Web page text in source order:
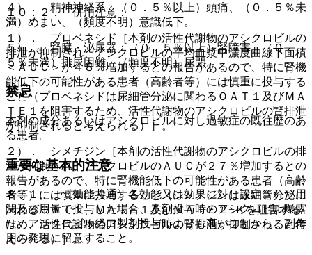
１０．２． 併用注意：
１）． プロベネシド［本剤の活性代謝物のアシクロビルの
排泄が抑制され、アシクロビルの平均血漿中濃度曲線下面積
＜ＡＵＣ＞が４８％増加するとの報告があるので、特に腎機
能低下の可能性がある患者（高齢者等）には慎重に投与する
こと（プロベネシドは尿細管分泌に関わるＯＡＴ１及びＭＡ
ＴＥ１を阻害するため、活性代謝物のアシクロビルの腎排泄
が抑制されると考えられる）］。
２）． シメチジン［本剤の活性代謝物のアシクロビルの排
泄が抑制され、アシクロビルのＡＵＣが２７％増加するとの
報告があるので、特に腎機能低下の可能性がある患者（高齢
者等）には慎重に投与すること（シメチジンは尿細管分泌に
関わるＯＡＴ１、ＭＡＴＥ１及びＭＡＴＥ２−Ｋを阻害する
ため、活性代謝物のアシクロビルの腎排泄が抑制されると考
えられる）］。
４）． 精神神経系：（０．５％以上）頭痛、（０．５％未
満）めまい、（頻度不明）意識低下。
５）． 腎臓・泌尿器：（０．５％以上）腎障害、（０．
５％未満）排尿困難、（頻度不明）尿閉。
禁忌
本剤の成分あるいはアシクロビルに対し過敏症の既往歴のあ
る患者。
重要な基本的注意
８．１． 〈効能共通〉各効能又は効果に対し設定された用
法及び用量で投与した場合、本剤投与時のアシクロビル曝露
は、アシクロビル経口製剤投与時よりも高いことから、副作
用の発現に留意すること。